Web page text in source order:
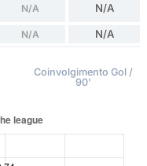
N/A N/A
N/A N/A
Coinvolgimento Gol /
90'